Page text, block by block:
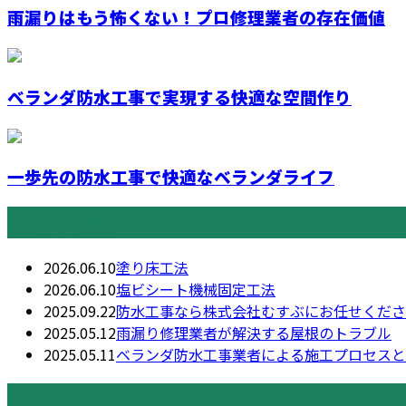
雨漏りはもう怖くない！プロ修理業者の存在価値
ベランダ防水工事で実現する快適な空間作り
一歩先の防水工事で快適なベランダライフ
2026.06.10塗り床工法
2026.06.10塩ビシート機械固定工法
2025.09.22防水工事なら株式会社むすぶにお任せくださ
2025.05.12雨漏り修理業者が解決する屋根のトラブル
2025.05.11ベランダ防水工事業者による施工プロセス